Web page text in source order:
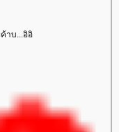
าบ...อิอิ